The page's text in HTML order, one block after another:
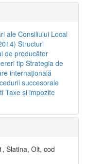
ale Consiliului Local
Structuri
de producător
tipStrategia de
internaţională
succesorale
Taxe şi impozite
Slatina, Olt, cod